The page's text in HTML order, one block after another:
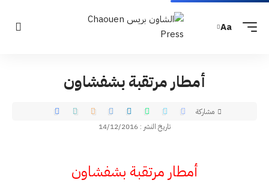
Aa
أمطار مرتقبة بشفشاون
تاريخ النشر : 14/12/2016
مشاركة
أمطار مرتقبة بشفشاون